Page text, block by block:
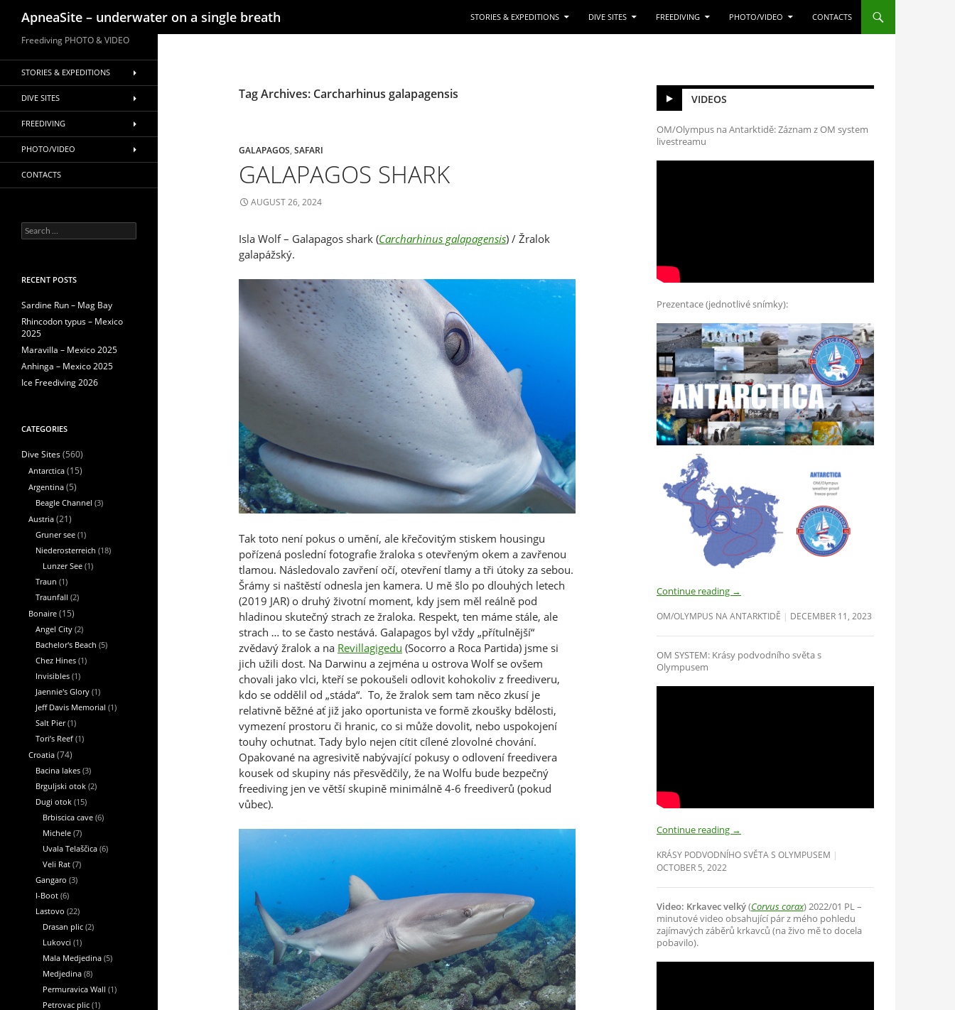
to
content
ApneaSite – underwater on a single breath STORIES & EXPEDITIONS DIVE SITES FREEDIVING PHOTO/VIDEO CONTACTS
Tag Archives: Carcharhinus galapagensis
GALAPAGOS SAFARI
GALAPAGOS SHARK
AUGUST 26, 2024
Isla Wolf – Galapagos shark (Carcharhinus galapagensis) / Žralok
galapážský.
Tak toto není pokus o umění, ale křečovitým stiskem housingu
pořízená poslední fotografie žraloka s otevřeným okem a zavřenou
tlamou. Následovalo zavření očí, otevření tlamy a tři útoky za sebou.
Šrámy si naštěstí odnesla jen kamera. U mě šlo po dlouhých letech
(2019 JAR) o druhý životní moment, kdy jsem měl reálně pod
hladinou skutečný strach ze žraloka. Respekt, ten máme stále, ale
strach … to se často nestává. Galapagos byl vždy „přítulnější“
zvědavý žralok a na Revillagigedu (Socorro a Roca Partida) jsme si
jich užili dost. Na Darwinu a zejména u ostrova Wolf se ovšem
chovali jako vlci, kteří se pokoušeli odlovit kohokoliv z freediveru,
kdo se oddělil od „stáda“. To, že žralok sem tam něco zkusí je
relativně běžné ať již jako oportunista ve formě zkoušky bdělosti,
vymezení prostoru či hranic, co si může dovolit, nebo uspokojení
touhy ochutnat. Tady bylo nejen cítit cílené zlovolné chování.
Opakované na agresivitě nabývající pokusy o odlovení freedivera
kousek od skupiny nás přesvědčily, že na Wolfu bude bezpečný
freediving jen ve větší skupině minimálně 4-6 freediverů (pokud
vůbec).
VIDEOS
OM/Olympus na Antarktidě: Záznam z OM system
livestreamu
Prezentace (jednotlivé snímky):
Continue reading →
OM/OLYMPUS NA ANTARKTIDĚ DECEMBER 11, 2023
OM SYSTEM: Krásy podvodního světa s
Olympusem
Continue reading →
KRÁSY PODVODNÍHO SVĚTA S OLYMPUSEM
OCTOBER 5, 2022
Video: Krkavec velký(Corvus corax) 2022/01 PL –
minutové video obsahující pár z mého pohledu
zajímavých záběrů krkavců (na živo mě to docela
pobavilo).
Freediving PHOTO & VIDEO
STORIES & EXPEDITIONS
DIVE SITES
FREEDIVING
PHOTO/VIDEO
CONTACTS
Search
for:
RECENT POSTS
Sardine Run – Mag Bay
Rhincodon typus – Mexico
2025
Maravilla – Mexico 2025
Anhinga – Mexico 2025
Ice Freediving 2026
CATEGORIES
Dive Sites (560)
Antarctica (15)
Argentina (5)
Beagle Channel (3)
Austria (21)
Gruner see (1)
Niederosterreich (18)
Lunzer See (1)
Traun (1)
Traunfall (2)
Bonaire (15)
Angel City (2)
Bachelor's Beach (5)
Chez Hines (1)
Invisibles (1)
Jaennie's Glory (1)
Jeff Davis Memorial (1)
Salt Pier(1)
Tori’s Reef (1)
Croatia (74)
Bacina lakes (3)
Brguljski otok (2)
Dugi otok (15)
Brbiscica cave (6)
Michele (7)
Uvala Telaščica (6)
Veli Rat (7)
Gangaro (3)
I-Boot (6)
Lastovo (22)
Drasan plic (2)
Lukovci (1)
Mala Medjedina (5)
Medjedina (8)
Permuravica Wall (1)
Petrovac plic (1)